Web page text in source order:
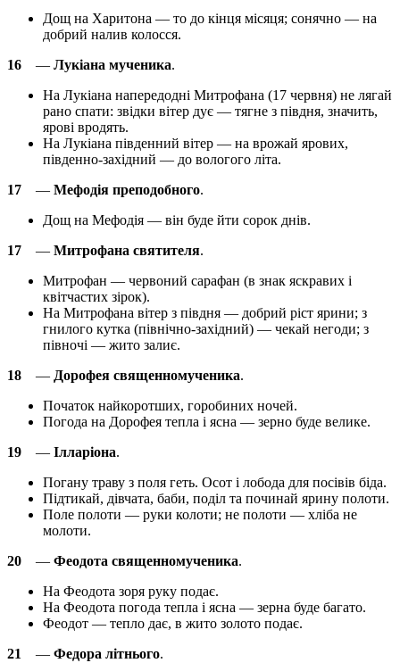
Дощ на Харитона — то до кінця місяця; сонячно — на
добрий налив колосся.
16 — Лукіана мученика.
На Лукіана напередодні Митрофана (17 червня) не лягай
рано спати: звідки вітер дує — тягне з півдня, значить,
ярові вродять.
На Лукіана південний вітер — на врожай ярових,
південно-західний — до вологого літа.
17 — Мефодія преподобного.
Дощ на Мефодія — він буде йти сорок днів.
17 — Митрофана святителя.
Митрофан — червоний сарафан (в знак яскравих і
квітчастих зірок).
На Митрофана вітер з півдня — добрий ріст ярини; з
гнилого кутка (північно-західний) — чекай негоди; з
півночі — жито залиє.
18 — Дорофея священномученика.
Початок найкоротших, горобиних ночей.
Погода на Дорофея тепла і ясна — зерно буде велике.
19 — Ілларіона.
Погану траву з поля геть. Осот і лобода для посівів біда.
Підтикай, дівчата, баби, поділ та починай ярину полоти.
Поле полоти — руки колоти; не полоти — хліба не
молоти.
20 — Феодота священномученика.
На Феодота зоря руку подає.
На Феодота погода тепла і ясна — зерна буде багато.
Феодот — тепло дає, в жито золото подає.
21
— Федора літнього.